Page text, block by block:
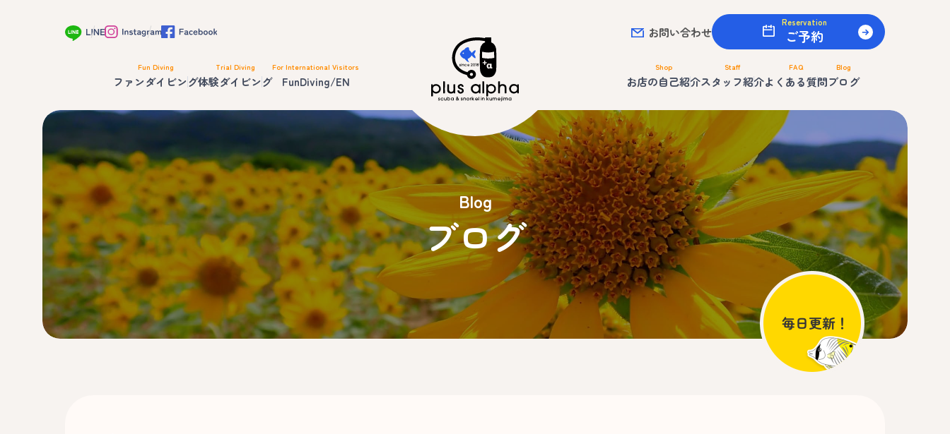
お問い合わせ
Reservation
ご予約
Fun Diving
ファンダイビング
Trial Diving
体験ダイビング
For International Visitors
FunDiving/EN
Shop
お店の自己紹介
Staff
スタッフ紹介
FAQ
よくある質問
Blog
ブログ
Blog
ブログ